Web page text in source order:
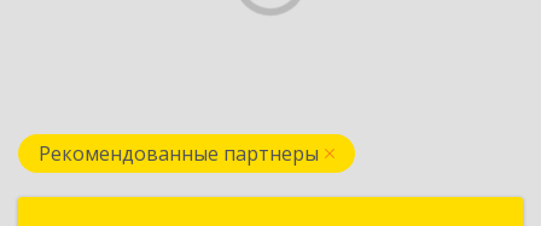
Рекомендованные партнеры